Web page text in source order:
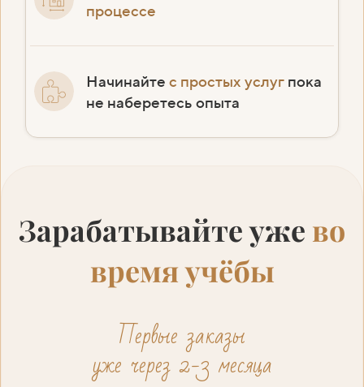
процессе
Начинайте с простых услуг пока
не наберетесь опыта
Зарабатывайте уже во
время учёбы
Первые заказы
уже через 2-3 месяца